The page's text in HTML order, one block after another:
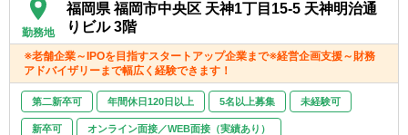
※拠点により、担当業務が異なります。
東京：全部門
大阪：会計/経営コンサル、FAS、M&A仲介
名古屋：会計/経営コンサルのみ
福岡：会計/経営コンサルのみ
北海道：会計/経営コンサルのみ
勤務地
福岡県 福岡市中央区 天神1丁目15‐5 天神明治通
りビル 3階
※老舗企業～IPOを目指すスタートアップ企業まで※経営企画支援～財務
アドバイザリーまで幅広く経験できます！
第二新卒可 年間休日120日以上 5名以上募集 未経験可
新卒可 オンライン面接／WEB面接（実績あり）